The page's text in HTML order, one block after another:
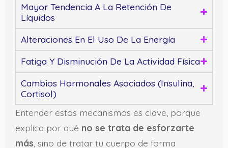
Mayor Tendencia A La Retención De
Líquidos
Alteraciones En El Uso De La Energía
Fatiga Y Disminución De La Actividad Física
Cambios Hormonales Asociados (insulina,
Cortisol)
Entender estos mecanismos es clave, porque
explica por qué no se trata de esforzarte
más , sino de tratar tu cuerpo de forma